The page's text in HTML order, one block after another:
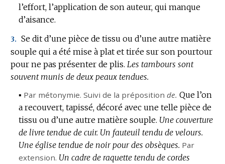
l’effort, l’application de son auteur, qui manque
d’aisance.
3. Se dit d’une pièce de tissu ou d’une autre matière
souple qui a été mise à plat et tirée sur son pourtour
pour ne pas présenter de plis. Les tambours sont
souvent munis de deux peaux tendues.
▪ Par métonymie. Suivi de la préposition de. Que l’on
a recouvert, tapissé, décoré avec une telle pièce de
tissu ou d’une autre matière souple. Une couverture
de livre tendue de cuir. Un fauteuil tendu de velours.
Une église tendue de noir pour des obsèques. Par
extension. Un cadre de raquette tendu de cordes